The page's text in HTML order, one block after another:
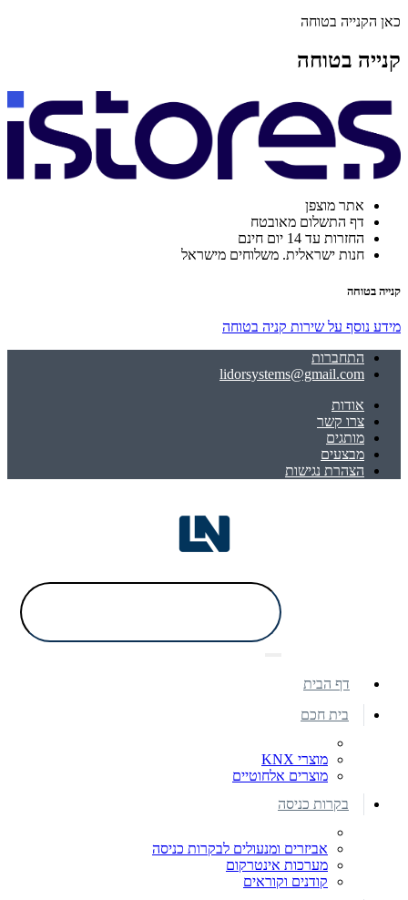
כאן הקנייה בטוחה
קנייה בטוחה
אתר מוצפן
דף התשלום מאובטח
החזרות עד 14 יום חינם
חנות ישראלית. משלוחים מישראל
קנייה בטוחה
מידע נוסף על שירות קניה בטוחה
התחברות
lidorsystems@gmail.com
אודות
צרו קשר
מותגים
מבצעים
הצהרת נגישות
דף הבית
בית חכם
מוצרי KNX
מוצרים אלחוטיים
בקרות כניסה
אביזרים ומנעולים לבקרות כניסה
מערכות אינטרקום
קודנים וקוראים